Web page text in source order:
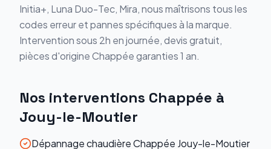
Initia+, Luna Duo-Tec, Mira, nous maîtrisons tous les
codes erreur et pannes spécifiques à la marque.
Intervention sous 2h en journée, devis gratuit,
pièces d'origineChappéegaranties 1 an.
Nos interventions Chappée à
Jouy-le-Moutier
Dépannage chaudière Chappée Jouy-le-Moutier